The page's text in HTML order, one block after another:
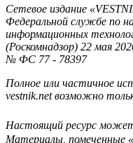
Сетевое издание
Федеральной службе по
информационных
(Роскомнадзор) 22 мая
№ ФС 77 - 78397
Полное или частичное
vestnik.net возможно
Настоящий ресурс
Материалы, помеченные